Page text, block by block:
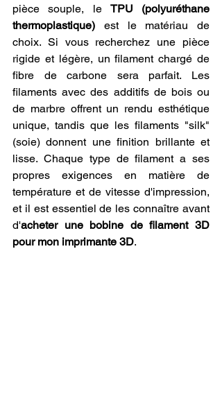
pièce souple, le TPU (polyuréthane
thermoplastique) est le matériau de
choix. Si vous recherchez une pièce
rigide et légère, un filament chargé de
fibre de carbone sera parfait. Les
filaments avec des additifs de bois ou
de marbre offrent un rendu esthétique
unique, tandis que les filaments "silk"
(soie) donnent une finition brillante et
lisse. Chaque type de filament a ses
propres exigences en matière de
température et de vitesse d'impression,
et il est essentiel de les connaître avant
d'acheter une bobine de filament 3D
pour mon imprimante 3D.